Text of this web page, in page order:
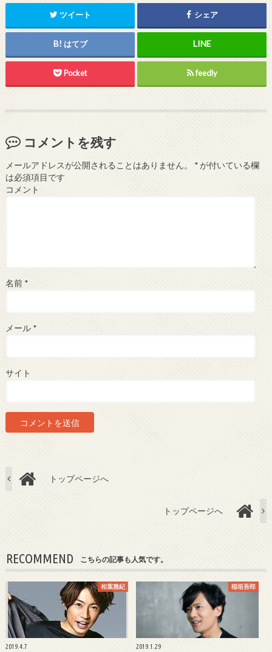
ツイート シェア
はてブ
Pocket feedly
コメントを残す
メールアドレスが公開されることはありません。 *が付いている欄
は必須項目です
コメント
名前 *
メール *
サイト
トップページへ
トップページへ
RECOMMEND こちらの記事も人気です。
相葉雅紀
2019.4.7
稲垣吾郎
2019.1.29